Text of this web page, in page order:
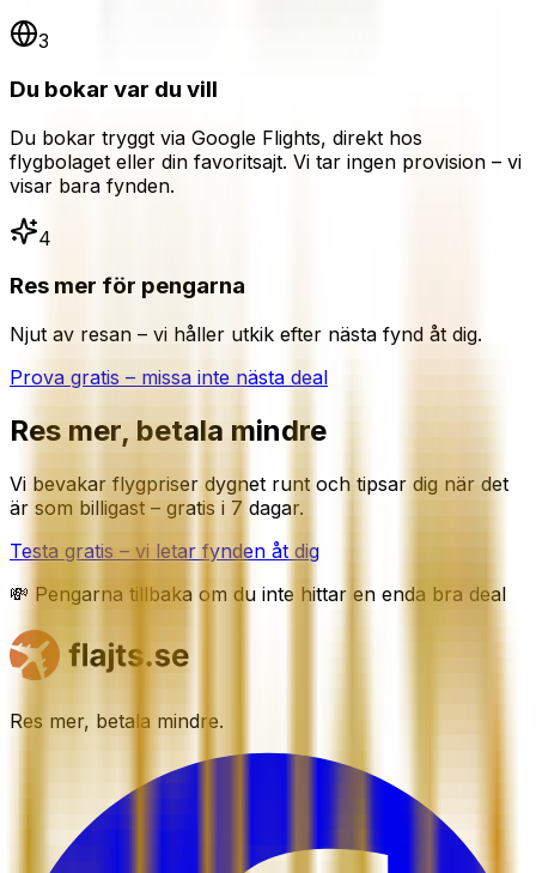
3
Du bokar var du vill
Du bokar tryggt via Google Flights, direkt hos
flygbolaget eller din favoritsajt. Vi tar ingen provision – vi
visar bara fynden.
4
Res mer för pengarna
Njut av resan – vi håller utkik efter nästa fynd åt dig.
Prova gratis – missa inte nästa deal
Res mer, betala mindre
Vi bevakar flygpriser dygnet runt och tipsar dig när det
är som billigast – gratis i 7 dagar.
Testa gratis – vi letar fynden åt dig
💸 Pengarna tillbaka om du inte hittar en enda bra deal
Res mer, betala mindre.